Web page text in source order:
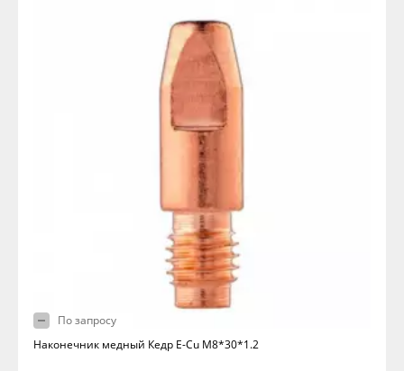
По запросу
Наконечник медный Кедр E-Cu M8*30*1.2